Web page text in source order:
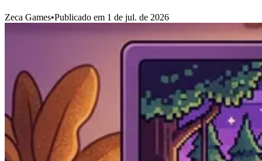
Zeca Games•Publicado em 1 de jul. de 2026